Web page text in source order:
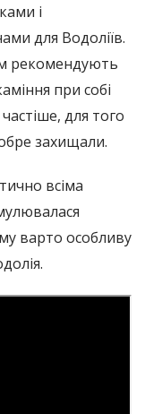
і
для Водоліїв.
рекомендують
при собі
для того
захищали.
всіма
варто особливу